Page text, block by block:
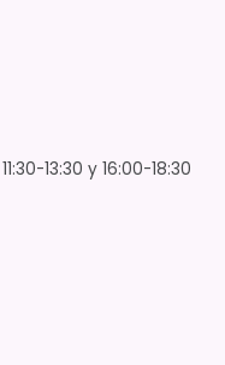
13:30 y 16:00-18:30